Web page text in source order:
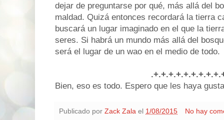
dejar de preguntarse por qué, más allá del
maldad. Quizá entonces recordará la tierra
buscará un lugar imaginado en el que la
seres. Si habrá un mundo más allá del
será el lugar de un wao en el medio de todo.
Bien, eso es todo. Espero que les haya
Publicado por Zack Zala el 1/08/2015
No hay